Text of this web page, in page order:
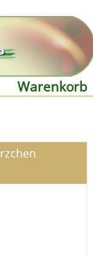
Warenkorb